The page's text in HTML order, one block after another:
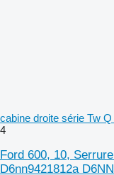
cabine droite série Tw
4
Ford 600, 10,
D6nn9421812a